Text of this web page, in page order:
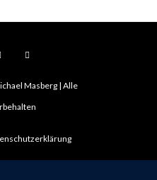
Masberg | Alle